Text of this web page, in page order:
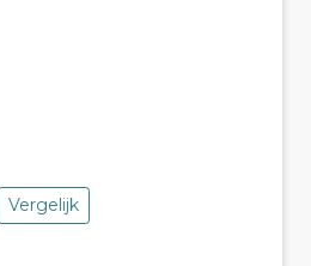
Vergelijk